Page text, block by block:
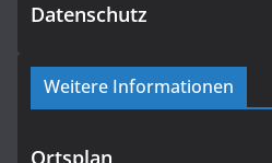
Datenschutz
Weitere Informationen
Ortsplan